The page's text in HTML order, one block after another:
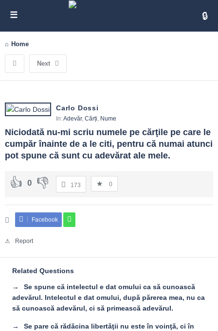
Home
Next
Carlo Dossi
In:Adevăr, Cărți, Nume
Niciodată nu-mi scriu numele pe cărţile pe care le
cumpăr înainte de a le citi, pentru că numai atunci
pot spune că sunt cu adevărat ale mele.
0 173 0
Facebook
Report
Related Questions
Se spune că intelectul e dat omului ca să cunoască
adevărul. Intelectul e dat omului, după părerea mea, nu ca
să cunoască adevărul, ci să primească adevărul.
Se pare că rădăcina libertăţii nu este în voinţă, ci în